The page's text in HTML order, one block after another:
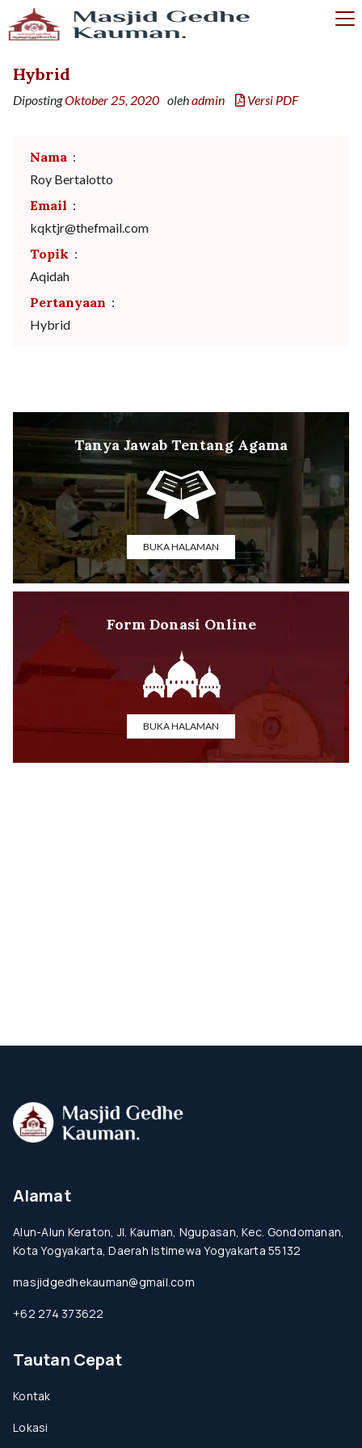
Hybrid
DipostingOktober 25, 2020 olehadmin Versi PDF
Nama :
Roy Bertalotto
Email :
kqktjr@thefmail.com
Topik :
Aqidah
Pertanyaan :
Hybrid
Tanya Jawab Tentang Agama
BUKA HALAMAN
Form Donasi Online
BUKA HALAMAN
Alamat
Alun-Alun Keraton, Jl. Kauman, Ngupasan, Kec. Gondomanan,
Kota Yogyakarta, Daerah Istimewa Yogyakarta 55132
masjidgedhekauman@gmail.com
+62 274 373622
Tautan Cepat
Kontak
Lokasi